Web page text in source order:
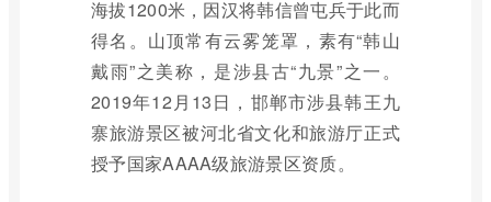
海拔1200米，因汉将韩信曾屯兵于此而
得名。山顶常有云雾笼罩，素有“韩山
戴雨”之美称，是涉县古“九景”之一。
2019年12月13日，邯郸市涉县韩王九
寨旅游景区被河北省文化和旅游厅正式
授予国家AAAA级旅游景区资质。